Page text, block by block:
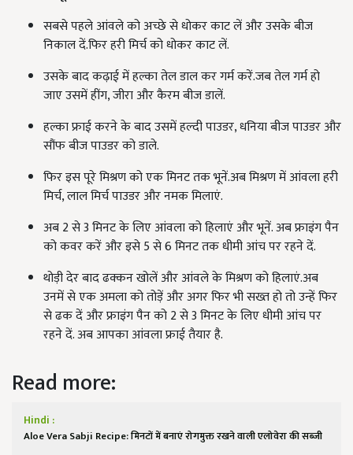
सबसे पहले आंवले को अच्छे से धोकर काट लें और उसके बीज
निकाल दें.फिर हरी मिर्च को धोकर काट लें.
उसके बाद कढ़ाई में हल्का तेल डाल कर गर्म करें.जब तेल गर्म हो
जाए उसमें हींग, जीरा और कैरम बीज डालें.
हल्का फ्राई करने के बाद उसमें हल्दी पाउडर, धनिया बीज पाउडर और
सौंफ बीज पाउडर को डाले.
फिर इस पूरे मिश्रण को एक मिनट तक भूनें.अब मिश्रण में आंवला हरी
मिर्च, लाल मिर्च पाउडर और नमक मिलाएं.
अब 2 से 3 मिनट के लिए आंवला को हिलाएं और भूनें. अब फ्राइंग पैन
को कवर करें और इसे 5 से 6 मिनट तक धीमी आंच पर रहने दें.
थोड़ी देर बाद ढक्कन खोलें और आंवले के मिश्रण को हिलाएं.अब
उनमें से एक अमला को तोड़ें और अगर फिर भी सख्त हो तो उन्हें फिर
से ढक दें और फ्राइंग पैन को 2 से 3 मिनट के लिए धीमी आंच पर
रहने दें. अब आपका आंवला फ्राई तैयार है.
Read more:
Hindi :
Aloe Vera Sabji Recipe: मिनटों में बनाएं रोगमुक्त रखने वाली एलोवेरा की सब्जी